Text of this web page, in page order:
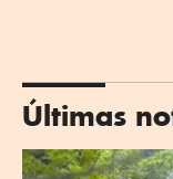
Últimas